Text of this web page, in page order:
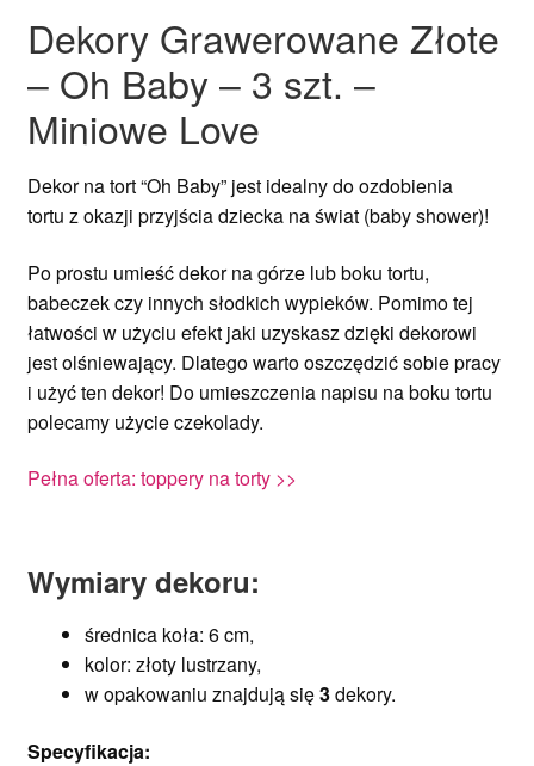
Dekory Grawerowane Złote
– Oh Baby – 3 szt. –
Miniowe Love
Dekor na tort “Oh Baby” jestidealny do ozdobienia
tortu z okazji przyjścia dziecka na świat (baby shower)!
Po prostu umieść dekor na górze lub boku tortu,
babeczek czy innych słodkich wypieków. Pomimo tej
łatwości w użyciu efekt jaki uzyskasz dzięki dekorowi
jest olśniewający. Dlatego warto oszczędzić sobie pracy
i użyć ten dekor! Do umieszczenia napisu na boku tortu
polecamy użycie czekolady.
Pełna oferta: toppery na torty >>
Wymiary dekoru:
średnica koła: 6 cm,
kolor: złoty lustrzany,
w opakowaniu znajdują się3dekory.
Specyfikacja: